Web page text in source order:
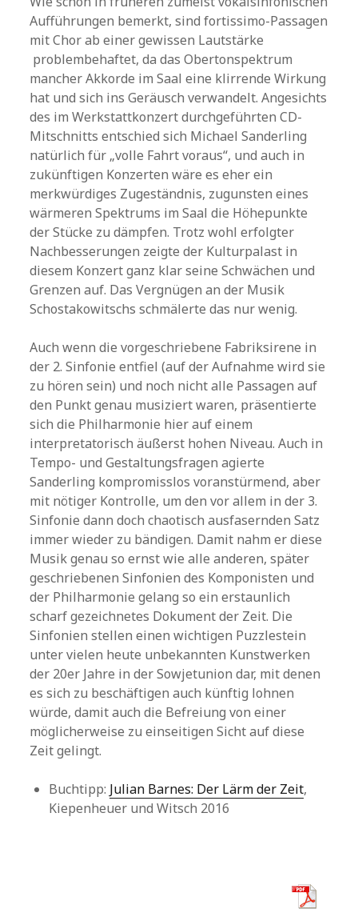
Aufführungen bemerkt, sind fortissimo-Passagen
mit Chor ab einer gewissen Lautstärke
problembehaftet, da das Obertonspektrum
mancher Akkorde im Saal eine klirrende Wirkung
hat und sich ins Geräusch verwandelt. Angesichts
des im Werkstattkonzert durchgeführten CD-
Mitschnitts entschied sich Michael Sanderling
natürlich für „volle Fahrt voraus“, und auch in
zukünftigen Konzerten wäre es eher ein
merkwürdiges Zugeständnis, zugunsten eines
wärmeren Spektrums im Saal die Höhepunkte
der Stücke zu dämpfen. Trotz wohl erfolgter
Nachbesserungen zeigte der Kulturpalast in
diesem Konzert ganz klar seine Schwächen und
Grenzen auf. Das Vergnügen an der Musik
Schostakowitschs schmälerte das nur wenig.
Auch wenn die vorgeschriebene Fabriksirene in
der 2. Sinfonie entfiel (auf der Aufnahme wird sie
zu hören sein) und noch nicht alle Passagen auf
den Punkt genau musiziert waren, präsentierte
sich die Philharmonie hier auf einem
interpretatorisch äußerst hohen Niveau. Auch in
Tempo- und Gestaltungsfragen agierte
Sanderling kompromisslos voranstürmend, aber
mit nötiger Kontrolle, um den vor allem in der 3.
Sinfonie dann doch chaotisch ausfasernden Satz
immer wieder zu bändigen. Damit nahm er diese
Musik genau so ernst wie alle anderen, später
geschriebenen Sinfonien des Komponisten und
der Philharmonie gelang so ein erstaunlich
scharf gezeichnetes Dokument der Zeit. Die
Sinfonien stellen einen wichtigen Puzzlestein
unter vielen heute unbekannten Kunstwerken
der 20er Jahre in der Sowjetunion dar, mit denen
es sich zu beschäftigen auch künftig lohnen
würde, damit auch die Befreiung von einer
möglicherweise zu einseitigen Sicht auf diese
Zeit gelingt.
Buchtipp: Julian Barnes: Der Lärm der Zeit,
Kiepenheuer und Witsch 2016